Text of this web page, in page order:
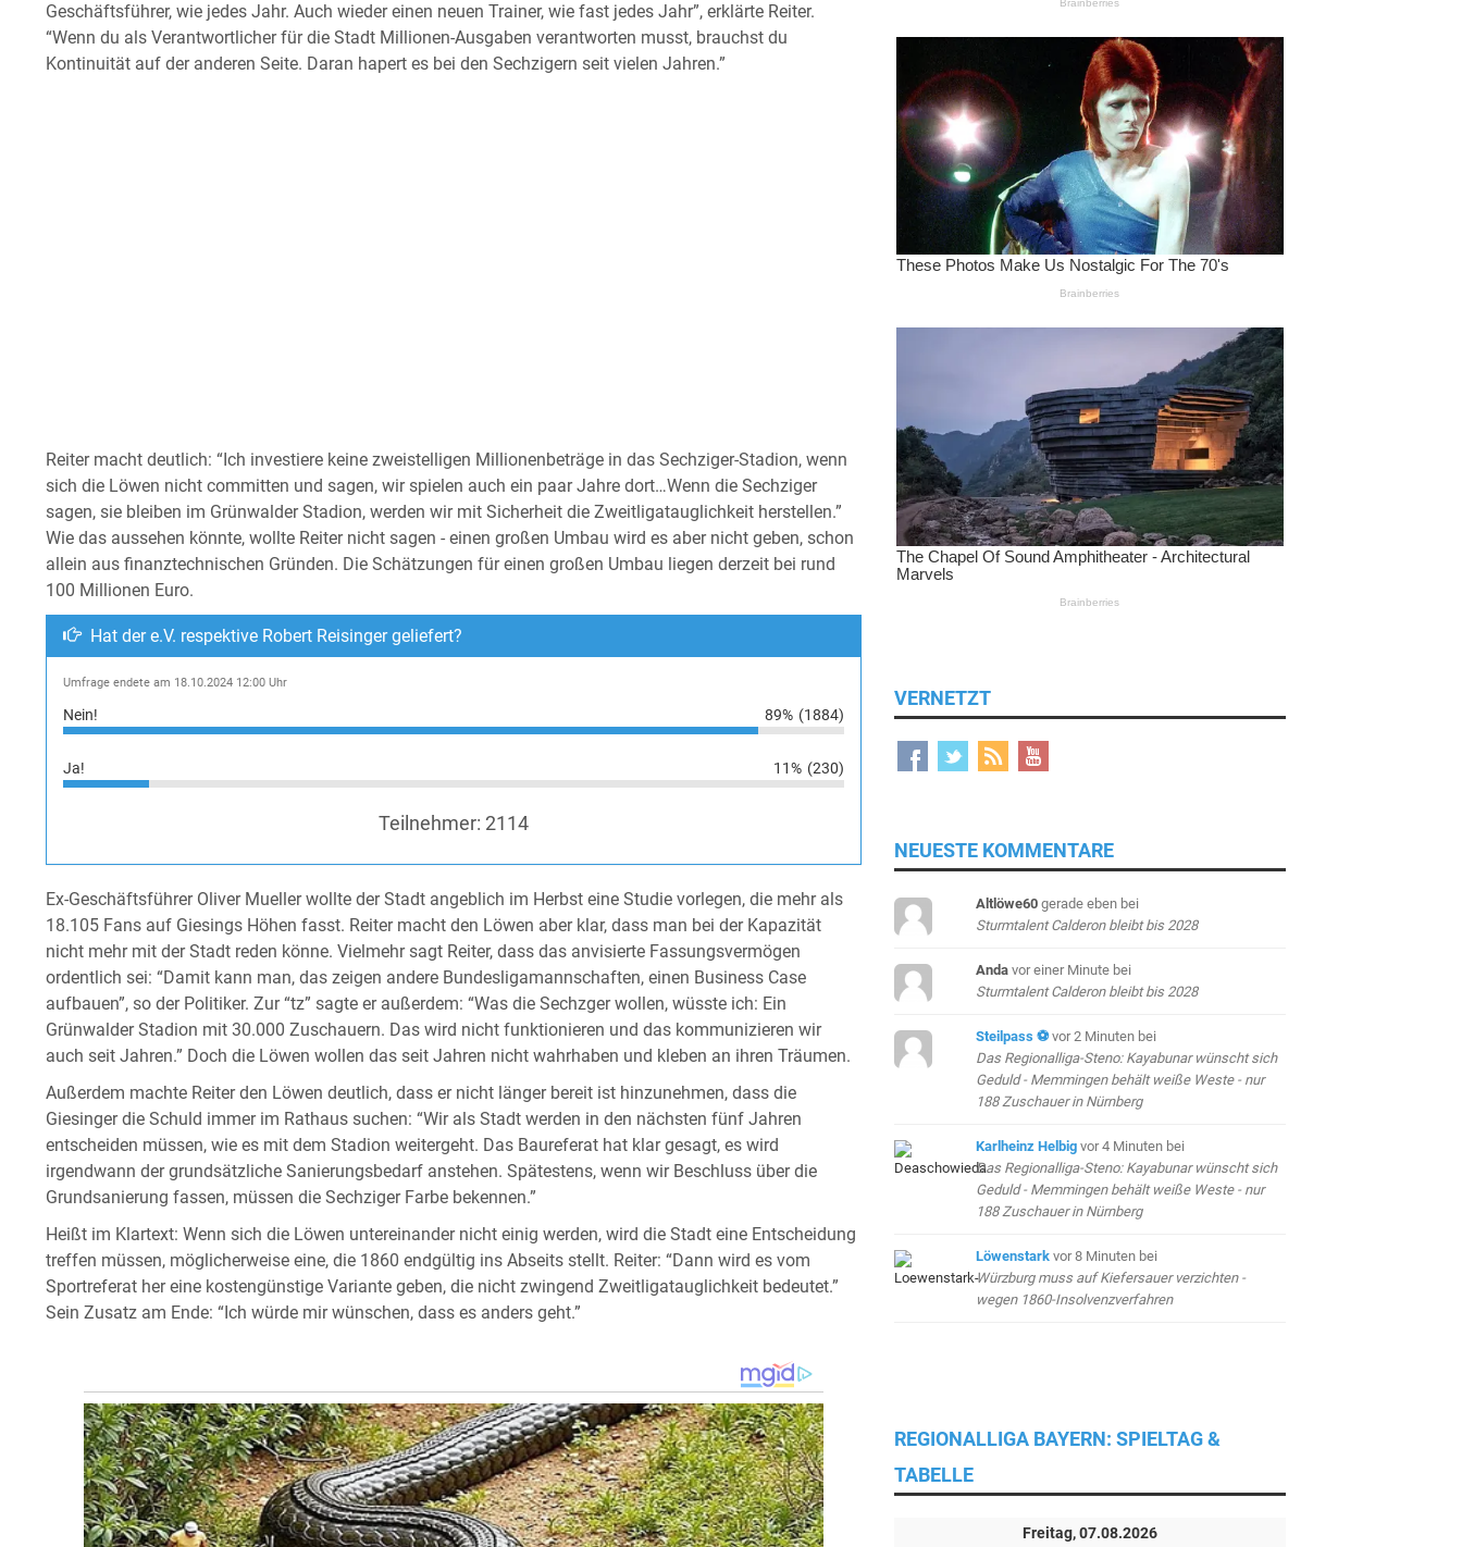
Geschäftsführer, wie jedes Jahr. Auch wieder einen neuen Trainer, wie fast jedes Jahr”, erklärte Reiter.
“Wenn du als Verantwortlicher für die Stadt Millionen-Ausgaben verantworten musst, brauchst du
Kontinuität auf der anderen Seite. Daran hapert es bei den Sechzigern seit vielen Jahren.”
Reiter macht deutlich: “Ich investiere keine zweistelligen Millionenbeträge in das Sechziger-Stadion, wenn
sich die Löwen nicht committen und sagen, wir spielen auch ein paar Jahre dort…Wenn die Sechziger
sagen, sie bleiben im Grünwalder Stadion, werden wir mit Sicherheit die Zweitligatauglichkeit herstellen.”
Wie das aussehen könnte, wollte Reiter nicht sagen - einen großen Umbau wird es aber nicht geben, schon
allein aus finanztechnischen Gründen. Die Schätzungen für einen großen Umbau liegen derzeit bei rund
100 Millionen Euro.
Hat der e.V. respektive Robert Reisinger geliefert?
Umfrage endete am 18.10.2024 12:00 Uhr
Nein! 89% (1884)
Ja! 11% (230)
Teilnehmer: 2114
Ex-Geschäftsführer Oliver Mueller wollte der Stadt angeblich im Herbst eine Studie vorlegen, die mehr als
18.105 Fans auf Giesings Höhen fasst. Reiter macht den Löwen aber klar, dass man bei der Kapazität
nicht mehr mit der Stadt reden könne. Vielmehr sagt Reiter, dass das anvisierte Fassungsvermögen
ordentlich sei: “Damit kann man, das zeigen andere Bundesligamannschaften, einen Business Case
aufbauen”, so der Politiker. Zur “tz” sagte er außerdem: “Was die Sechzger wollen, wüsste ich: Ein
Grünwalder Stadion mit 30.000 Zuschauern. Das wird nicht funktionieren und das kommunizieren wir
auch seit Jahren.” Doch die Löwen wollen das seit Jahren nicht wahrhaben und kleben an ihren Träumen.
Außerdem machte Reiter den Löwen deutlich, dass er nicht länger bereit ist hinzunehmen, dass die
Giesinger die Schuld immer im Rathaus suchen: “Wir als Stadt werden in den nächsten fünf Jahren
entscheiden müssen, wie es mit dem Stadion weitergeht. Das Baureferat hat klar gesagt, es wird
irgendwann der grundsätzliche Sanierungsbedarf anstehen. Spätestens, wenn wir Beschluss über die
Grundsanierung fassen, müssen die Sechziger Farbe bekennen.”
Heißt im Klartext: Wenn sich die Löwen untereinander nicht einig werden, wird die Stadt eine Entscheidung
treffen müssen, möglicherweise eine, die 1860 endgültig ins Abseits stellt. Reiter: “Dann wird es vom
Sportreferat her eine kostengünstige Variante geben, die nicht zwingend Zweitligatauglichkeit bedeutet.”
Sein Zusatz am Ende: “Ich würde mir wünschen, dass es anders geht.”
VERNETZT
NEUESTE KOMMENTARE
Altlöwe60 gerade ebenbei
Sturmtalent Calderon bleibt bis 2028
Anda vor einer Minutebei
Sturmtalent Calderon bleibt bis 2028
Steilpass ⚽ vor 2 Minuten bei
Das Regionalliga-Steno: Kayabunar wünscht sich
Geduld - Memmingen behält weiße Weste - nur
188 Zuschauer in Nürnberg
Karlheinz Helbig vor 4 Minuten bei
Das Regionalliga-Steno: Kayabunar wünscht sich
Geduld - Memmingen behält weiße Weste - nur
188 Zuschauer in Nürnberg
Löwenstark vor 8 Minuten bei
Würzburg muss auf Kiefersauer verzichten -
wegen 1860-Insolvenzverfahren
REGIONALLIGA BAYERN: SPIELTAG &
TABELLE
Freitag, 07.08.2026